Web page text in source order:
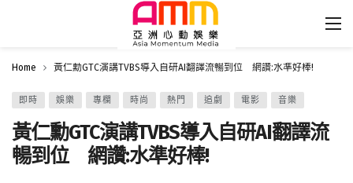
Home 黃仁勳GTC演講TVBS導入自研AI翻譯流暢到位 網讚:水準好棒!
即時 娛樂 專欄 時尚 熱門 追劇 電影 音樂
黃仁勳GTC演講TVBS導入自研AI翻譯流
暢到位 網讚:水準好棒!